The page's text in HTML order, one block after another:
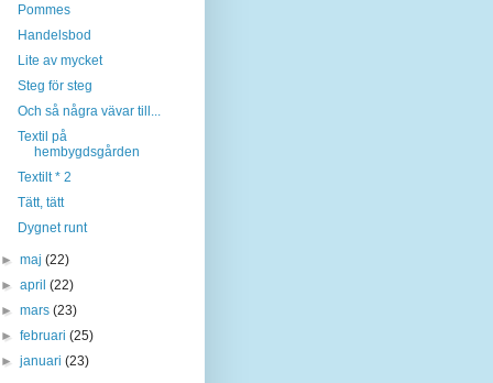
Pommes
Handelsbod
Lite av mycket
Steg för steg
Och så några vävar till...
Textil på
hembygdsgården
Textilt * 2
Tätt, tätt
Dygnet runt
►maj(22)
►april(22)
►mars(23)
►februari(25)
►januari(23)